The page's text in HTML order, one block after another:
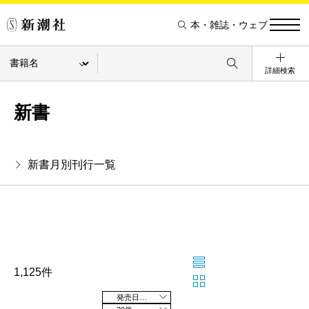
本・雑誌・ウェブ
詳細検索
新書
新書月別刊行一覧
1,125件